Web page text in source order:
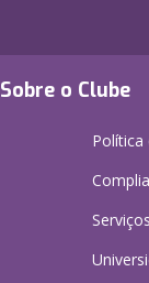
Sobre o Clube
Política